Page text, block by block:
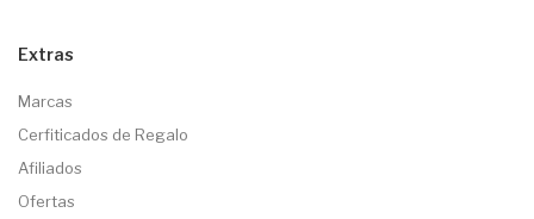
Extras
Marcas
Cerfiticados de Regalo
Afiliados
Ofertas